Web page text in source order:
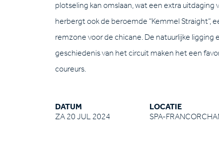
plotseling kan omslaan, wat een extra uitdaging
herbergt ook de beroemde “Kemmel Straight”,
remzone voor de chicane. De natuurlijke ligging
geschiedenis van het circuit maken het een
coureurs.
DATUM
ZA 20 JUL 2024
LOCATIE
SPA-